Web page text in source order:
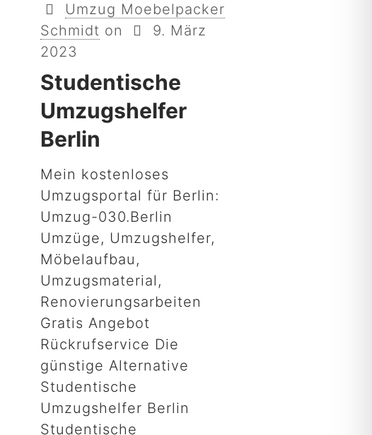
Umzug Moebelpacker
Schmidt on
9. März
2023
Studentische
Umzugshelfer
Berlin
Mein kostenloses
Umzugsportal für Berlin:
Umzug-030.Berlin
Umzüge, Umzugshelfer,
Möbelaufbau,
Umzugsmaterial,
Renovierungsarbeiten
Gratis Angebot
Rückrufservice Die
günstige Alternative
Studentische
Umzugshelfer Berlin
Studentische